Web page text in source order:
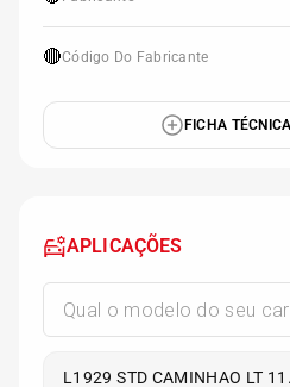
🔴Código Do Fabricante
FICHA
APLICAÇÕES
L1929 STD CAMINHAO LT